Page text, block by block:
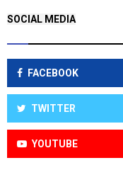
SOCIAL MEDIA
FACEBOOK
TWITTER
YOUTUBE